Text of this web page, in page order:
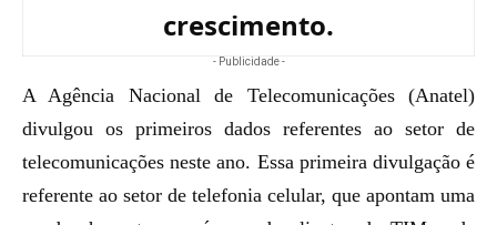
crescimento.
- Publicidade -
A Agência Nacional de Telecomunicações (Anatel)
divulgou os primeiros dados referentes ao setor de
telecomunicações neste ano. Essa primeira divulgação é
referente ao setor de telefonia celular, que apontam uma